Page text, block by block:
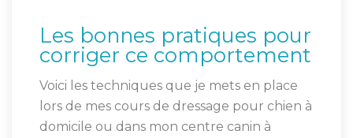
Les bonnes pratiques pour
corriger ce comportement
Voici les techniques que je mets en place
lors de mes cours de dressage pour chien à
domicile ou dans mon centre canin à